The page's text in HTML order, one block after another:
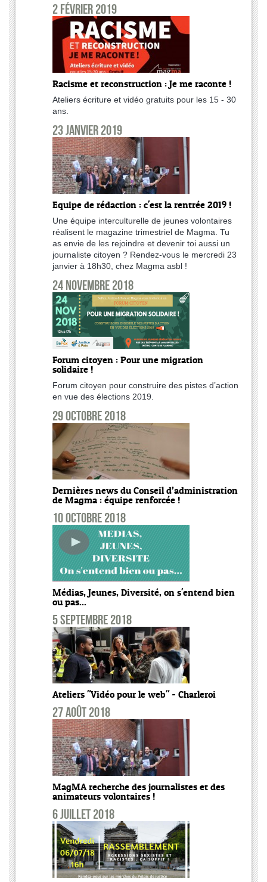
2 février 2019
Racisme et reconstruction : Je me raconte !
Ateliers écriture et vidéo gratuits pour les 15 - 30
ans.
23 janvier 2019
Equipe de rédaction : c'est la rentrée 2019 !
Une équipe interculturelle de jeunes volontaires
réalisent le magazine trimestriel de Magma. Tu
as envie de les rejoindre et devenir toi aussi un
journaliste citoyen ? Rendez-vous le mercredi 23
janvier à 18h30, chez Magma asbl !
24 novembre 2018
Forum citoyen : Pour une migration
solidaire !
Forum citoyen pour construire des pistes d’action
en vue des élections 2019.
29 octobre 2018
Dernières news du Conseil d’administration
de Magma : équipe renforcée !
10 octobre 2018
Médias, Jeunes, Diversité, on s'entend bien
ou pas...
5 septembre 2018
Ateliers "Vidéo pour le web" - Charleroi
27 août 2018
MagMA recherche des journalistes et des
animateurs volontaires !
6 juillet 2018